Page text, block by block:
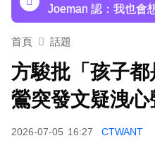
Joeman 認：我也會
下載東森App，隨時
97萬網紅「肥大叔」
影曝光粉鼻酸
首頁 話題
方駿批「孩子
鶯突發文疑洩心
2026-07-05 16:27 CTWANT